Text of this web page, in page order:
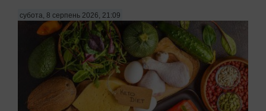
субота, 8 серпень 2026, 21:09